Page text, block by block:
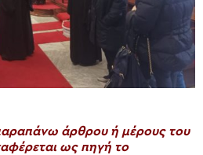
άρθρου ή μέρους του
ως πηγή το